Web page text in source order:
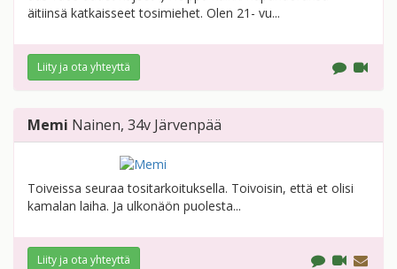
äitiinsä katkaisseet tosimiehet. Olen 21- vu...
Liity ja ota yhteyttä
Memi Nainen, 34v Järvenpää
Toiveissa seuraa tositarkoituksella. Toivoisin, että et olisi
kamalan laiha. Ja ulkonäön puolesta...
Liity ja ota yhteyttä